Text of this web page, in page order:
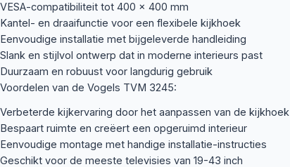
VESA-compatibiliteit tot 400 x 400 mm
Kantel- en draaifunctie voor een flexibele kijkhoek
Eenvoudige installatie met bijgeleverde handleiding
Slank en stijlvol ontwerp dat in moderne interieurs past
Duurzaam en robuust voor langdurig gebruik
Voordelen van de Vogels TVM 3245:
Verbeterde kijkervaring door het aanpassen van de kijkhoek
Bespaart ruimte en creëert een opgeruimd interieur
Eenvoudige montage met handige installatie-instructies
Geschikt voor de meeste televisies van 19-43 inch